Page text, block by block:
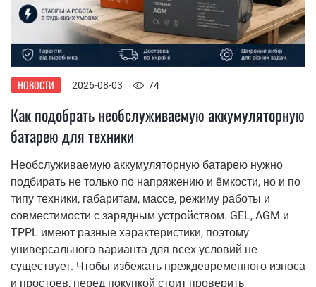
НОВОСТИ 2026-08-03 74
Как подобрать необслуживаемую аккумуляторную
батарею для техники
Необслуживаемую аккумуляторную батарею нужно
подбирать не только по напряжению и ёмкости, но и по
типу техники, габаритам, массе, режиму работы и
совместимости с зарядным устройством. GEL, AGM и
TPPL имеют разные характеристики, поэтому
универсального варианта для всех условий не
существует. Чтобы избежать преждевременного износа
и простоев, перед покупкой стоит проверить